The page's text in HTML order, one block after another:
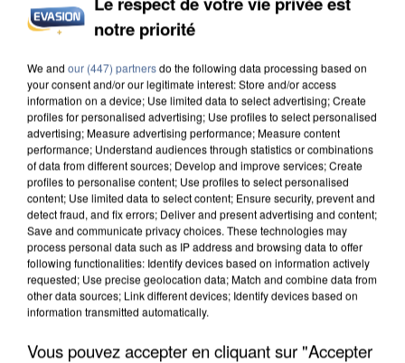
APRÈS TOUTES CES CANICULES, LES REFUGES
DE FAUNE SAUVAGE SONT...
notre priorité
We and our (447) partnersdo the following data processing based on
your consent and/or our legitimate interest: Store and/or access
information on a device; Use limited data to select advertising; Create
profiles for personalised advertising; Use profiles to select personalised
advertising; Measure advertising performance; Measure content
performance; Understand audiences through statistics or combinations
of data from different sources; Develop and improve services; Create
profiles to personalise content; Use profiles to select personalised
content; Use limited data to select content; Ensure security, prevent and
detect fraud, and fix errors; Deliver and present advertising and content;
Save and communicate privacy choices. These technologies may
process personal data such as IP address and browsing data to offer
following functionalities: Identify devices based on information actively
requested; Use precise geolocation data; Match and combine data from
other data sources; Link different devices; Identify devices based on
information transmitted automatically.
Vous pouvez accepter en cliquant sur "Accepter